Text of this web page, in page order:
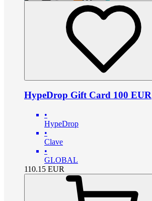
HypeDrop Gift Card 100 EUR
•
HypeDrop
•
Clave
•
GLOBAL
110.15 EUR